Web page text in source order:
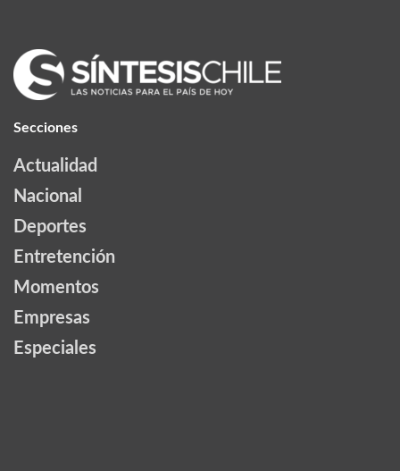
Secciones
Actualidad
Nacional
Deportes
Entretención
Momentos
Empresas
Especiales